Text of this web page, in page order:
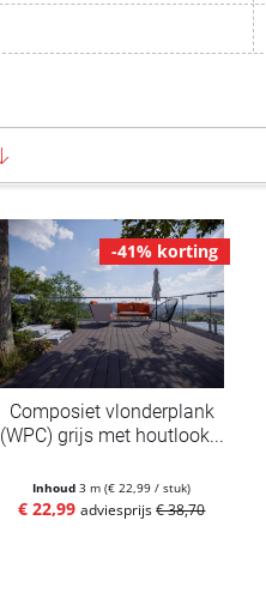
-41% korting
Composiet vlonderplank
(WPC) grijs met houtlook...
Inhoud3 m(€ 22,99 / stuk)
€ 22,99 adviesprijs€ 38,70